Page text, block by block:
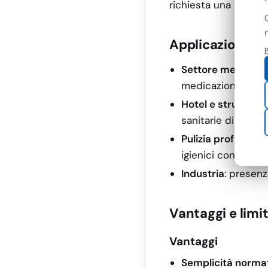
richiesta una
Applicazioni
Settore medicale
medicazioni,
Hotel e strutture
sanitarie di base.
Pulizia
igienici conformi
Industria:
Vantaggi e
Vantaggi
Semplicità